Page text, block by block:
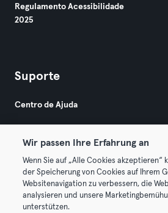
Regulamento Acessibilidade
2025
Suporte
Centro de Ajuda
© 2026 Urban Sports Group
Termos & Condições
Wir passen Ihre Erfahrung an
Wenn Sie auf „Alle Cookies akzeptieren“
der Speicherung von Cookies auf Ihrem
Websitenavigation zu verbessern, die
analysieren und unsere
unterstützen.